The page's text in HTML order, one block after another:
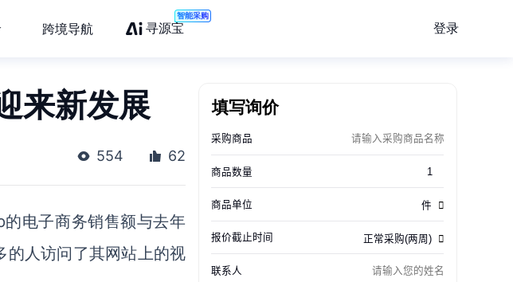
跨境导航 寻源宝
智能采购
登录
来新发展
554 62
的电子商务销售额与去年
的人访问了其网站上的视
填写询价